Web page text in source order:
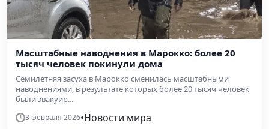
Масштабные наводнения в Марокко: более 20
тысяч человек покинули дома
Семилетняя засуха в Марокко сменилась масштабными
наводнениями, в результате которых более 20 тысяч человек
были эвакуир...
3 февраля 2026•Новости мира